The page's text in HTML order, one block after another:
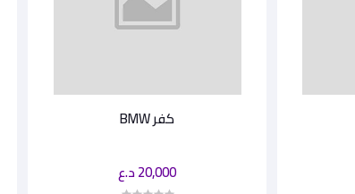
كفر BMW
20,000 د.ع